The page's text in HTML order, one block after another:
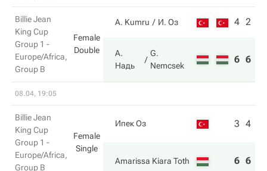
Billie Jean
King Cup
Group 1 -
Europe/Africa,
Group B
Female
Double
A. Kumru И. Оз 4 2
А.
Надь
G.
Nemcsek
6 6
08.04, 19:05
Billie Jean
King Cup
Group 1 -
Europe/Africa,
Group B
Female
Single
Ипек Оз 3 4
Amarissa Kiara Toth 6 6